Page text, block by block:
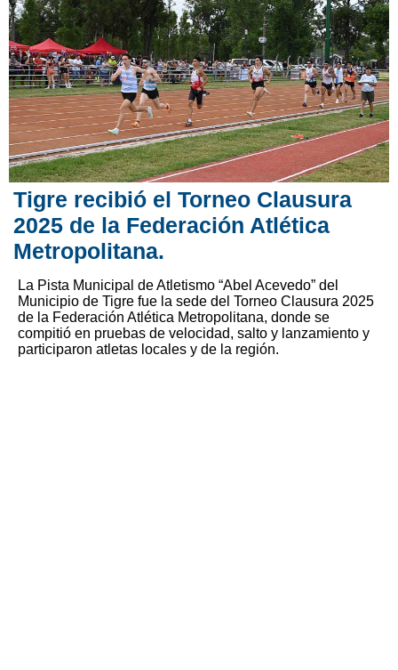
Tigre recibió el Torneo Clausura
2025 de la Federación Atlética
Metropolitana.
La Pista Municipal de Atletismo “Abel Acevedo” del
Municipio de Tigre fue la sede del Torneo Clausura 2025
de la Federación Atlética Metropolitana, donde se
compitió en pruebas de velocidad, salto y lanzamiento y
participaron atletas locales y de la región.